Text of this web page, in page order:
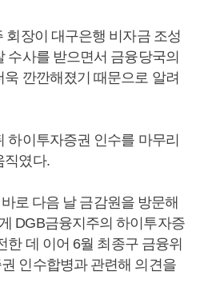
회장이 대구은행 비자금 조성
수사를 받으면서 금융당국의
깐깐해졌기 때문으로 알려
하이투자증권 인수를 마무리
직였다.
로 다음 날 금감원을 방문해
DGB금융지주의 하이투자증
한 데 이어 6월 최종구 금융위
인수합병과 관련해 의견을